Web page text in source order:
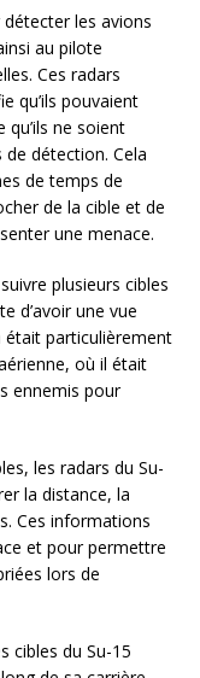
les avions
au pilote
Ces radars
qu’ils pouvaient
ne soient
de détection. Cela
de temps de
de la cible et de
une menace.
plusieurs cibles
d’avoir une vue
était particulièrement
où il était
ennemis pour
les radars du Su-
la distance, la
Ces informations
et pour permettre
lors de
cibles du Su-15